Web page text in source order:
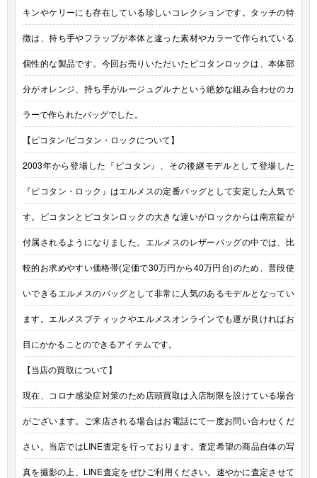
キンやケリーにも存在している珍しいコレクションです。タッチの特
徴は、持ち手やフラップが本体と違った素材やカラーで作られている
個性的な製品です。今回お売りいただいたピコタンロックは、本体部
分がオレンジ、持ち手がルージュグルナという絶妙な組み合わせのカ
ラーで作られたバッグでした。
【ピコタン/ピコタン・ロックについて】
2003年から登場した『ピコタン』、その後継モデルとして登場した
『ピコタン・ロック』はエルメスの定番バッグとして安定した人気で
す。ピコタンとピコタンロックの大きな違いがロックからは南京錠が
付属されるようになりました。エルメスのレザーバッグの中では、比
較的お求めやすい価格帯(定価で30万円から40万円台)のため、普段使
いできるエルメスのバッグとして非常に人気のあるモデルとなってい
ます。エルメスブティックやエルメスオンラインでも運が良ければお
目にかかることのできるアイテムです。
【当店の買取について】
現在、コロナ感染症対策のため店頭買取は入店制限を設けている場合
がございます。ご来店される場合はお電話にて一度お問い合わせくだ
さい。当店ではLINE査定を行っております。査定希望の商品自体の写
真を撮影の上、LINE査定をぜひご利用ください。速やかに査定させて